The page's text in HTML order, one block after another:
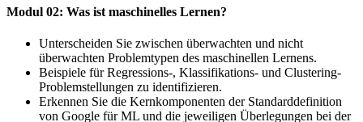
Modul 02: Was ist maschinelles Lernen?
Unterscheiden Sie zwischen überwachten und nicht
überwachten Problemtypen des maschinellen Lernens.
Beispiele für Regressions-, Klassifikations- und Clustering-
Problemstellungen zu identifizieren.
Erkennen Sie die Kernkomponenten der Standarddefinition
von Google für ML und die jeweiligen Überlegungen bei der